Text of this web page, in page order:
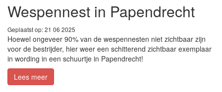
Wespennest in Papendrecht
Geplaatst op: 21 06 2025
Hoewel ongeveer 90% van de wespennesten niet zichtbaar zijn
voor de bestrijder, hier weer een schitterend zichtbaar exemplaar
in wording in een schuurtje in Papendrecht!
Lees meer